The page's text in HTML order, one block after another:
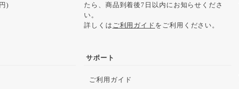
)
たら、商品到着後7日以内にお知らせくださ
い。
詳しくは ご利用ガイド をご利用ください。
サポート
ご利用ガイド